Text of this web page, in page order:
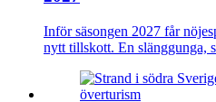
Inför säsongen 2027 får
nytt tillskott. En slänggunga,